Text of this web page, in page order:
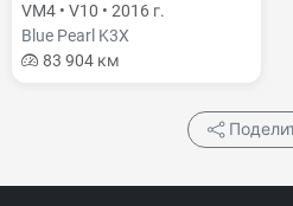
VM4 • V10 • 2016 г.
Blue Pearl K3X
83 904 км